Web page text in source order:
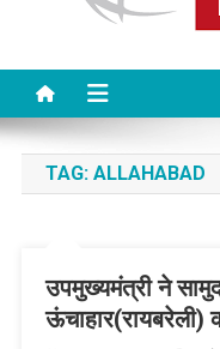
TAG: ALLAHABAD
उपमुख्यमंत्री ने
ऊंचाहार(रायबरेली)